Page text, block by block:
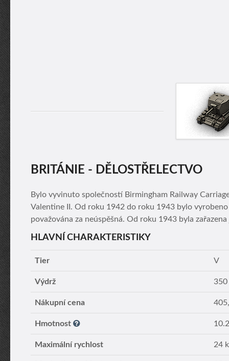
BRITÁNIE - DĚLOSTŘELECTVO
Bylo vyvinuto společností Birmingham Railway
Valentine II. Od roku 1942 do roku 1943 bylo
považována za neúspěšná. Od roku 1943 byla
HLAVNÍ CHARAKTERISTIKY
Tier V
Výdrž 350
Nákupní cena
Hmotnost
Maximální rychlost 24